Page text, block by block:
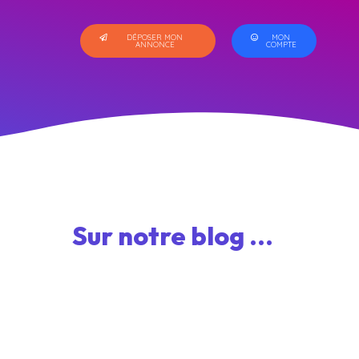
DÉPOSER MON
ANNONCE
MON
COMPTE
Sur notre blog ...